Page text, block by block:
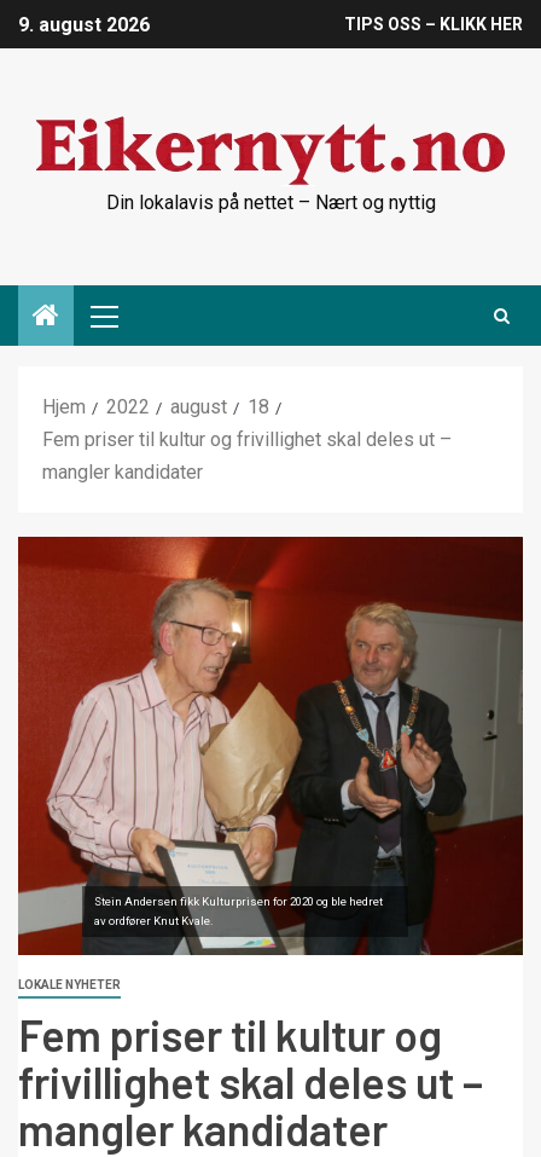
9. august 2026 TIPS OSS – KLIKK HER
Din lokalavis på nettet – Nært og nyttig
Hjem 2022 august
18
Fem priser til kultur og frivillighet skal deles ut –
mangler kandidater
Stein Andersen fikk Kulturprisen for 2020 og ble hedret
av ordfører Knut Kvale.
LOKALE NYHETER
Fem priser til kultur og
frivillighet skal deles ut –
mangler kandidater